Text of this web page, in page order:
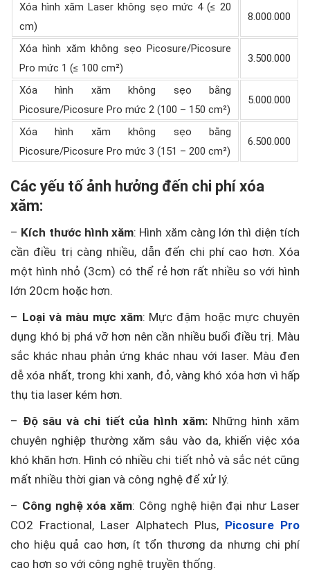
Xóa hình xăm Laser không sẹo mức 4 (≤ 20
cm)
8.000.000
Xóa hình xăm không sẹo Picosure/Picosure
Pro mức 1 (≤ 100 cm²)
3.500.000
Xóa hình xăm không sẹo bằng
Picosure/Picosure Pro mức 2 (100 – 150 cm²)
5.000.000
Xóa hình xăm không sẹo bằng
Picosure/Picosure Pro mức 3 (151 – 200 cm²)
6.500.000
Các yếu tố ảnh hưởng đến chi phí xóa
xăm:
– Kích thước hình xăm: Hình xăm càng lớn thì diện tích
cần điều trị càng nhiều, dẫn đến chi phí cao hơn. Xóa
một hình nhỏ (3cm) có thể rẻ hơn rất nhiều so với hình
lớn 20cm hoặc hơn.
– Loại và màu mực xăm: Mực đậm hoặc mực chuyên
dụng khó bị phá vỡ hơn nên cần nhiều buổi điều trị. Màu
sắc khác nhau phản ứng khác nhau với laser. Màu đen
dễ xóa nhất, trong khi xanh, đỏ, vàng khó xóa hơn vì hấp
thụ tia laser kém hơn.
– Độ sâu và chi tiết của hình xăm:Những hình xăm
chuyên nghiệp thường xăm sâu vào da, khiến việc xóa
khó khăn hơn. Hình có nhiều chi tiết nhỏ và sắc nét cũng
mất nhiều thời gian và công nghệ để xử lý.
– Công nghệ xóa xăm: Công nghệ hiện đại như Laser
CO2 Fractional, Laser Alphatech Plus, Picosure Pro
cho hiệu quả cao hơn, ít tổn thương da nhưng chi phí
cao hơn so với công nghệ truyền thống.